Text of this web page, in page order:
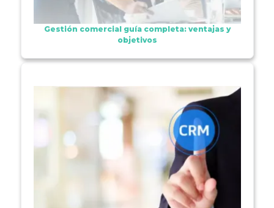
Gestión comercial guía completa: ventajas y
objetivos